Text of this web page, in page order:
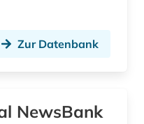
chemische grundprodukte (1)
Zur Datenbank
NewsBank